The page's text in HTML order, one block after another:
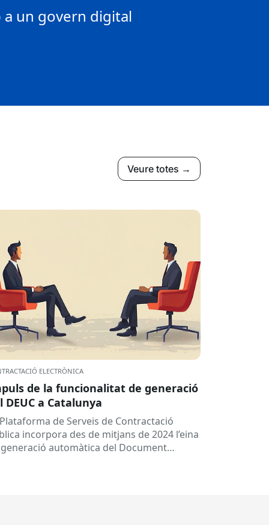
a un govern digital
Veure totes →
ELECTRÒNICA
de la funcionalitat de generació
DEUC a Catalunya
de Serveis de Contractació
incorpora des de mitjans de 2024 l’eina
automàtica del Document